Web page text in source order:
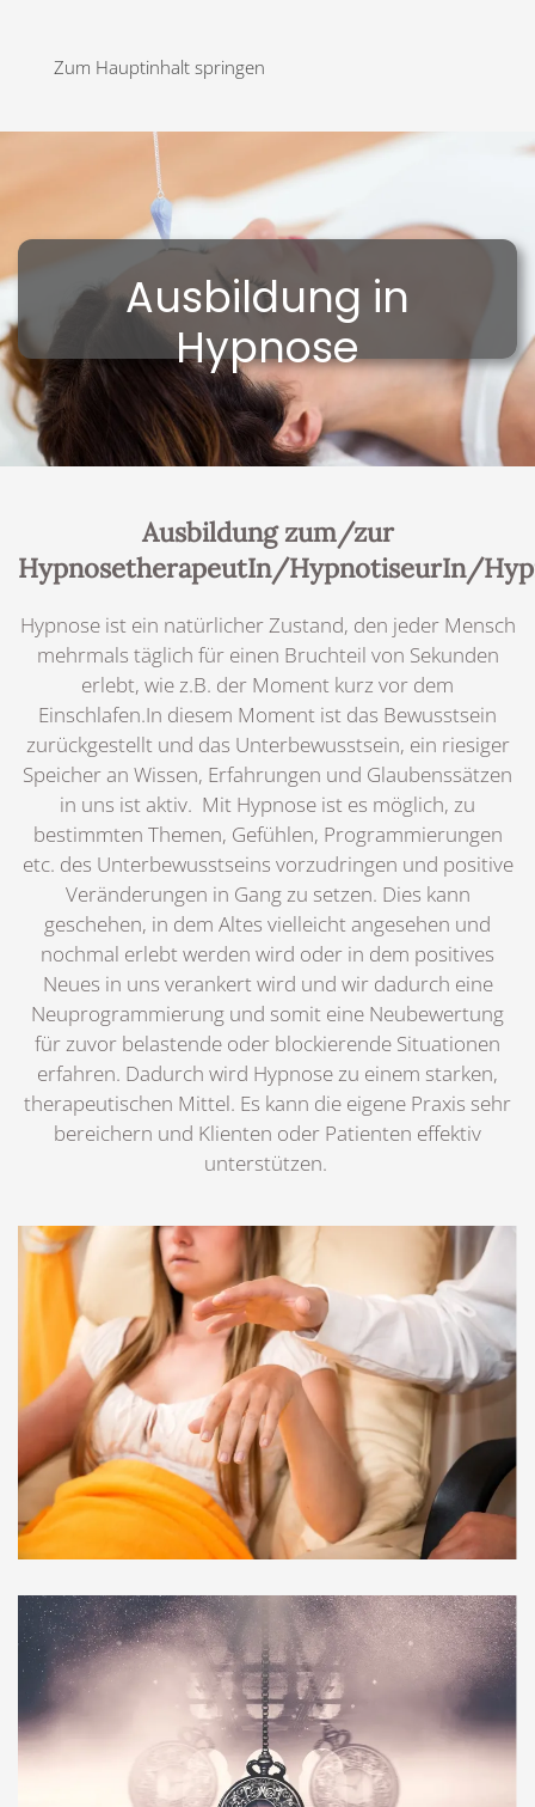
Zum Hauptinhalt springen
Ausbildung in
Hypnose
Ausbildung zum/zur
HypnosetherapeutIn/HypnotiseurIn/
Hypnose ist ein natürlicher Zustand, den jeder Mensch
mehrmals täglich für einen Bruchteil von Sekunden
erlebt, wie z.B. der Moment kurz vor dem
Einschlafen.In diesem Moment ist das Bewusstsein
zurückgestellt und das Unterbewusstsein, ein riesiger
Speicher an Wissen, Erfahrungen und Glaubenssätzen
in uns ist aktiv. Mit Hypnose ist es möglich, zu
bestimmten Themen, Gefühlen, Programmierungen
etc. des Unterbewusstseins vorzudringen und positive
Veränderungen in Gang zu setzen. Dies kann
geschehen, in dem Altes vielleicht angesehen und
nochmal erlebt werden wird oder in dem positives
Neues in uns verankert wird und wir dadurch eine
Neuprogrammierung und somit eine Neubewertung
für zuvor belastende oder blockierende Situationen
erfahren. Dadurch wird Hypnose zu einem starken,
therapeutischen Mittel. Es kann die eigene Praxis sehr
bereichern und Klienten oder Patienten effektiv
unterstützen.